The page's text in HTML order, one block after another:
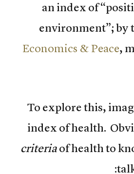
an index of
environment”; by
Economics & Peace,
To explore this,
index of health.
criteriaof health to